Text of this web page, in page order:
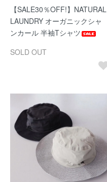
【SALE30％OFF!】NATURAL
LAUNDRY オーガニックシャ
ンカール 半袖Tシャツ
SOLD OUT